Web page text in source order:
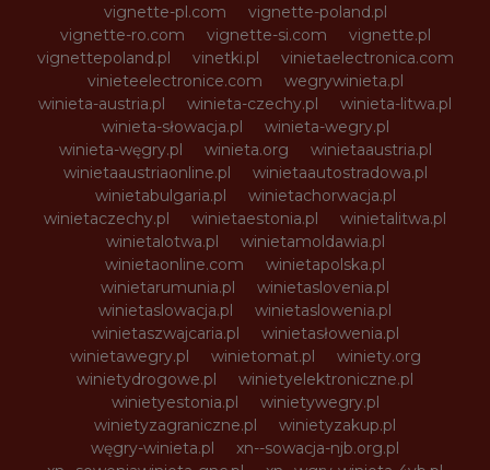
vignette-pl.com
vignette-poland.pl
vignette-ro.com
vignette-si.com
vignette.pl
vignettepoland.pl
vinetki.pl
vinietaelectronica.com
vinieteelectronice.com
wegrywinieta.pl
winieta-austria.pl
winieta-czechy.pl
winieta-litwa.pl
winieta-słowacja.pl
winieta-wegry.pl
winieta-węgry.pl
winieta.org
winietaaustria.pl
winietaaustriaonline.pl
winietaautostradowa.pl
winietabulgaria.pl
winietachorwacja.pl
winietaczechy.pl
winietaestonia.pl
winietalitwa.pl
winietalotwa.pl
winietamoldawia.pl
winietaonline.com
winietapolska.pl
winietarumunia.pl
winietaslovenia.pl
winietaslowacja.pl
winietaslowenia.pl
winietaszwajcaria.pl
winietasłowenia.pl
winietawegry.pl
winietomat.pl
winiety.org
winietydrogowe.pl
winietyelektroniczne.pl
winietyestonia.pl
winietywegry.pl
winietyzagraniczne.pl
winietyzakup.pl
węgry-winieta.pl
xn--sowacja-njb.org.pl